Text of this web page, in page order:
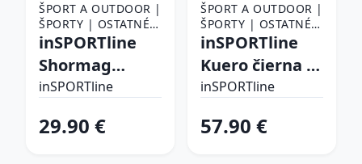
ŠPORT A OUTDOOR |
ŠPORTY | OSTATNÉ
ŠPORTY | BOJOVÉ
BOXERSKÉ RUKAVICE
inSPORTline
Shormag
čierna - 16oz
inSPORTline
29.90 €
ŠPORT A OUTDOOR |
ŠPORTY | OSTATNÉ
ŠPORTY | BOJOVÉ
BOXERSKÉ RUKAVICE
inSPORTline
Kuero čierna -
16oz
inSPORTline
57.90 €